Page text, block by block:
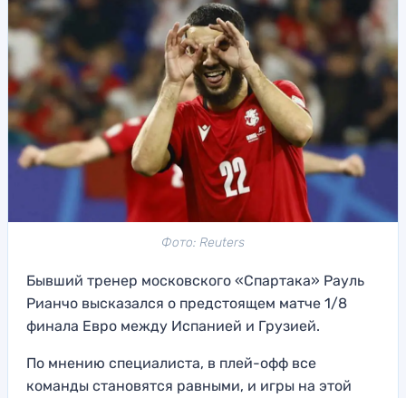
Фото: Reuters
Бывший тренер московского «Спартака» Рауль
Рианчо высказался о предстоящем матче 1/8
финала Евро между Испанией и Грузией.
По мнению специалиста, в плей-офф все
команды становятся равными, и игры на этой